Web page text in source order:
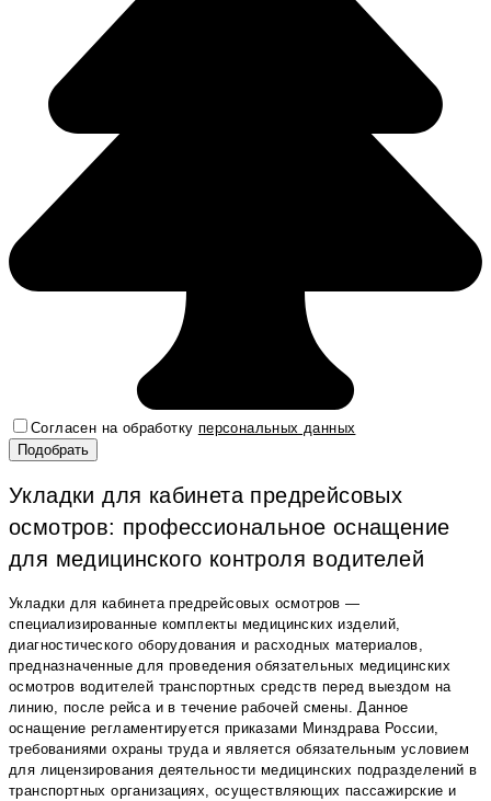
Согласен на обработку персональных данных
Укладки для кабинета предрейсовых
осмотров: профессиональное оснащение
для медицинского контроля водителей
Укладки для кабинета предрейсовых осмотров —
специализированные комплекты медицинских изделий,
диагностического оборудования и расходных материалов,
предназначенные для проведения обязательных медицинских
осмотров водителей транспортных средств перед выездом на
линию, после рейса и в течение рабочей смены. Данное
оснащение регламентируется приказами Минздрава России,
требованиями охраны труда и является обязательным условием
для лицензирования деятельности медицинских подразделений в
транспортных организациях, осуществляющих пассажирские и